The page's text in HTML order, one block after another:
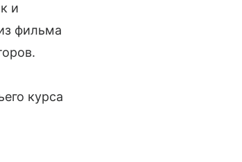
и
фильма
курса